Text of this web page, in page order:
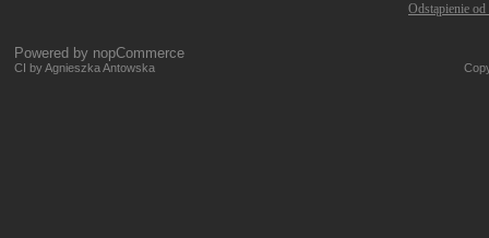
Odstąpienie
Powered by nopCommerce
CI by Agnieszka Antowska